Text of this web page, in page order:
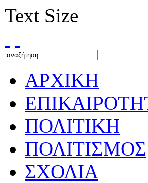
Text Size
ΑΡΧΙΚΗ
ΠΟΛΙΤΙΚΗ
ΠΟΛΙΤΙΣΜΟΣ
ΣΧΟΛΙΑ